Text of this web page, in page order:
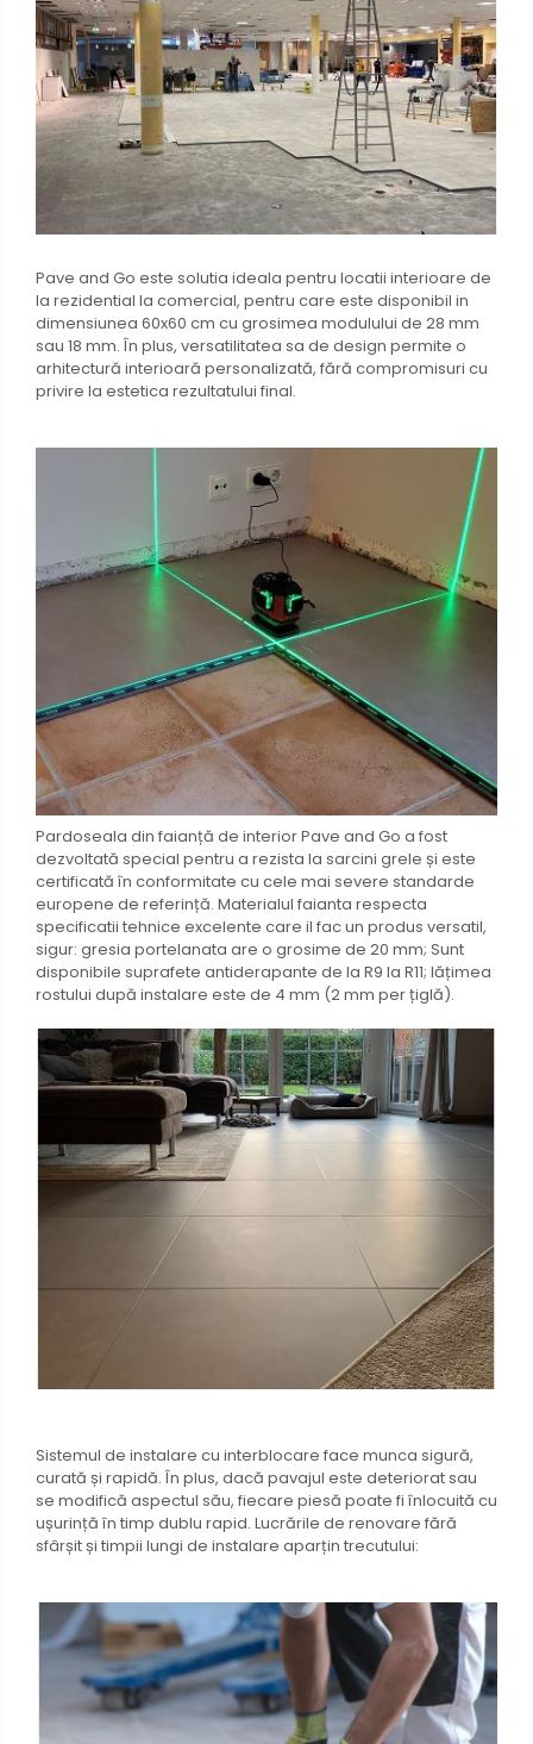
Pave and Go este solutia ideala pentru locatii interioare de
la rezidential la comercial, pentru care este disponibil in
dimensiunea 60x60 cm cu grosimea modulului de 28 mm
sau 18 mm. În plus, versatilitatea sa de design permite o
arhitectură interioară personalizată, fără compromisuri cu
privire la estetica rezultatului final.
Pardoseala din faianță de interior Pave and Go a fost
dezvoltată special pentru a rezista la sarcini grele și este
certificată în conformitate cu cele mai severe standarde
europene de referință. Materialul faianta respecta
specificatii tehnice excelente care il fac un produs versatil,
sigur: gresia portelanata are o grosime de 20 mm; Sunt
disponibile suprafete antiderapante de la R9 la R11; lățimea
rostului după instalare este de 4 mm (2 mm per țiglă).
Sistemul de instalare cu interblocare face munca sigură,
curată și rapidă. În plus, dacă pavajul este deteriorat sau
se modifică aspectul său, fiecare piesă poate fi înlocuită cu
ușurință în timp dublu rapid. Lucrările de renovare fără
sfârșit și timpii lungi de instalare aparțin trecutului: